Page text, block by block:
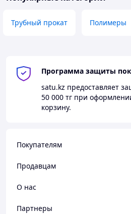
Трубный прокат Полимеры
Программа защиты
satu.kz предоставляет
50 000 тг при
корзину.
Покупателям
Продавцам
О нас
Партнеры